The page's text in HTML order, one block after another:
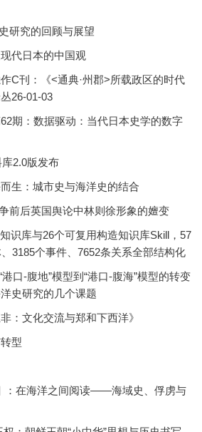
研究的回顾与展望
代日本的中国观
C刊：《<通典·州郡>所载政区的时代
26-01-03
期：数据驱动：当代日本史学的数字
2.0版发布
生：城市史与海洋史的结合
前后英国舆论中林则徐形象的嬗变
识库与26个可复用构造知识库Skill，57
3185个事件、7652条关系全部结构化
港口-腹地”模型到“港口-腹海”模型的转变
史研究的几个课题
：文化交流与郑和下西洋》
型
：在海洋之间阅读——海域史、俘虏与